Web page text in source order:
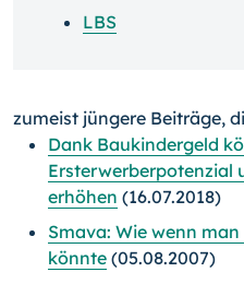
LBS
zumeist jüngere Beiträge,
Dank Baukindergeld
Ersterwerberpotenzial
erhöhen (16.07.2018)
Smava: Wie wenn
könnte (05.08.2007)